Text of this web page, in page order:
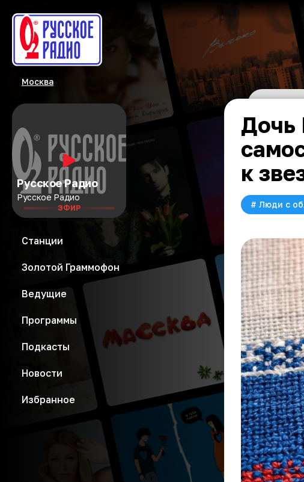
Москва
Русское Радио
Русское Радио
ЭФИР
Станции
Золотой Граммофон
Ведущие
Программы
Подкасты
Новости
Избранное
Дочь
к
# Люди с